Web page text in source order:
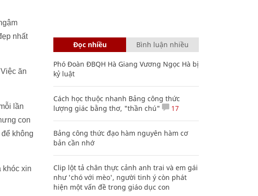
nhất
ăn
lần
con
không
khóc xin
Đọc nhiều Bình luận nhiều
Phó Đoàn ĐBQH Hà Giang Vương Ngọc Hà bị
kỷ luật
Cách học thuộc nhanh Bảng công thức
lượng giác bằng thơ, "thần chú"
17
Bảng công thức đạo hàm nguyên hàm cơ
bản cần nhớ
Clip lột tả chân thực cảnh anh trai và em gái
như 'chó với mèo', người tinh ý còn phát
hiện một vấn đề trong giáo dục con